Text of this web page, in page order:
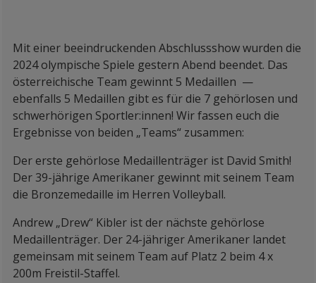
Mit einer beeindruckenden Abschlussshow wurden die
2024 olympische Spiele gestern Abend beendet. Das
österreichische Team gewinnt 5 Medaillen —
ebenfalls 5 Medaillen gibt es für die 7 gehörlosen und
schwerhörigen Sportler:innen! Wir fassen euch die
Ergebnisse von beiden „Teams“ zusammen:
Der erste gehörlose Medaillenträger ist David Smith!
Der 39-jährige Amerikaner gewinnt mit seinem Team
die Bronzemedaille im Herren Volleyball.
Andrew „Drew“ Kibler ist der nächste gehörlose
Medaillenträger. Der 24-jähriger Amerikaner landet
gemeinsam mit seinem Team auf Platz 2 beim 4 x
200m Freistil-Staffel.